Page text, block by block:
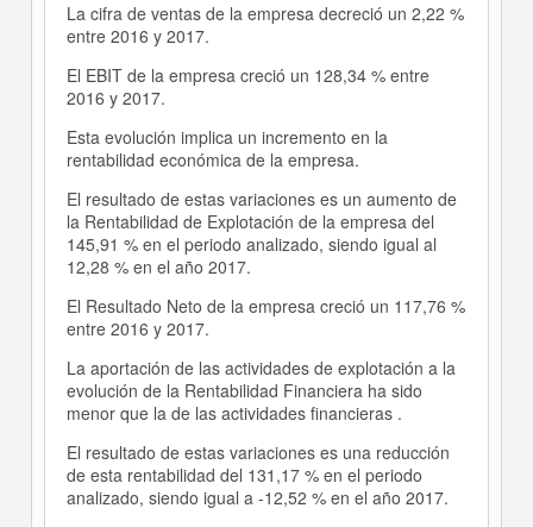
La cifra de ventas de la empresa decreció un 2,22 %
entre 2016 y 2017.
El EBIT de la empresa creció un 128,34 % entre
2016 y 2017.
Esta evolución implica un incremento en la
rentabilidad económica de la empresa.
El resultado de estas variaciones es un aumento de
la Rentabilidad de Explotación de la empresa del
145,91 % en el periodo analizado, siendo igual al
12,28 % en el año 2017.
El Resultado Neto de la empresa creció un 117,76 %
entre 2016 y 2017.
La aportación de las actividades de explotación a la
evolución de la Rentabilidad Financiera ha sido
menor que la de las actividades financieras .
El resultado de estas variaciones es una reducción
de esta rentabilidad del 131,17 % en el periodo
analizado, siendo igual a -12,52 % en el año 2017.